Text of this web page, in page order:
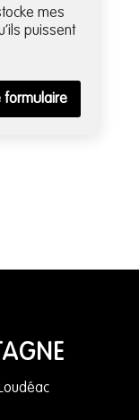
mes
puissent
formulaire